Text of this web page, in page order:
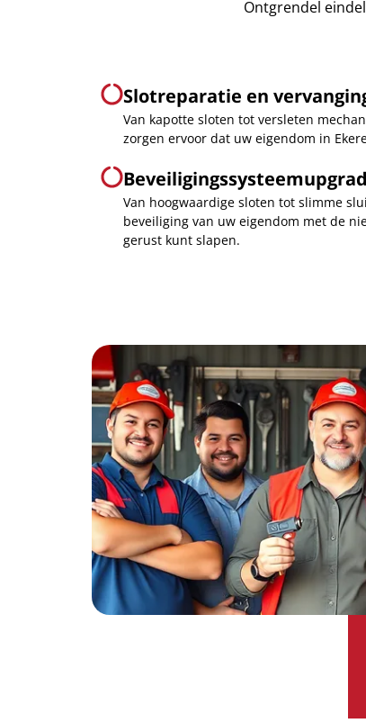
Ontgrendel
Slotreparatie en
Van kapotte sloten tot versleten
zorgen ervoor dat uw eigendom in
Van hoogwaardige sloten tot slimme
beveiliging van uw eigendom met de
gerust kunt slapen.